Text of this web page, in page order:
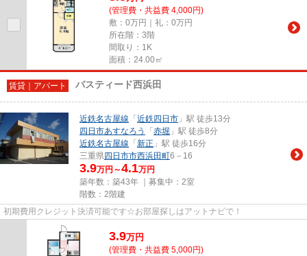
(管理費・共益費 4,000円)
敷：0万円｜礼：0万円
所在階：3階
間取り：1K
面積：24.00㎡
賃貸｜アパート バスティード西浜田
近鉄名古屋線 「 近鉄四日市 」駅 徒歩13分
四日市あすなろう
「 赤堀 」駅 徒歩8分
近鉄名古屋線 「 新正 」駅 徒歩16分
三重県四日市市西浜田町6－16
3.9万円～4.1万円
築年数：築43年 ｜募集中： 2室
階数：2階建
初期費用クレジット決済可能です☆お部屋探しはアットナビで！
3.9万円
(管理費・共益費 5,000円)